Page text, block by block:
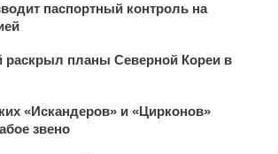
паспортный контроль на
раскрыл планы Северной Кореи в
«Искандеров» и «Цирконов»
звено